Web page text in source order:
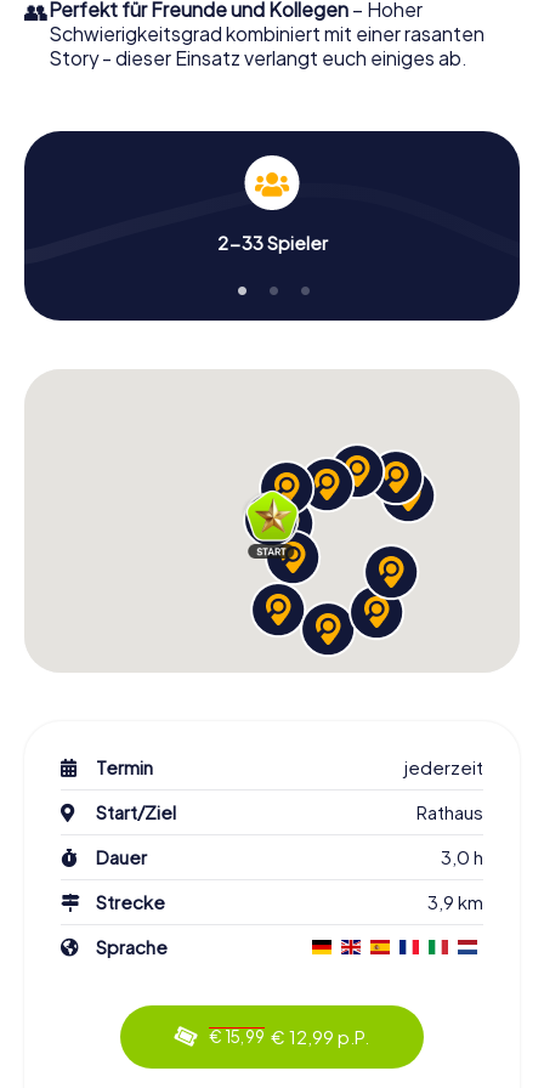
👥Perfekt für Freunde und Kollegen – Hoher
Schwierigkeitsgrad kombiniert mit einer rasanten
Story - dieser Einsatz verlangt euch einiges ab.
2-33 Spieler
Termin
jederzeit
Start/Ziel
Rathaus
Dauer
3,0 h
Strecke
3,9 km
Sprache
€ 15,99 € 12,99 p.P.